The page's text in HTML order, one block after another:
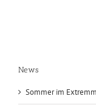
News
Sommer im